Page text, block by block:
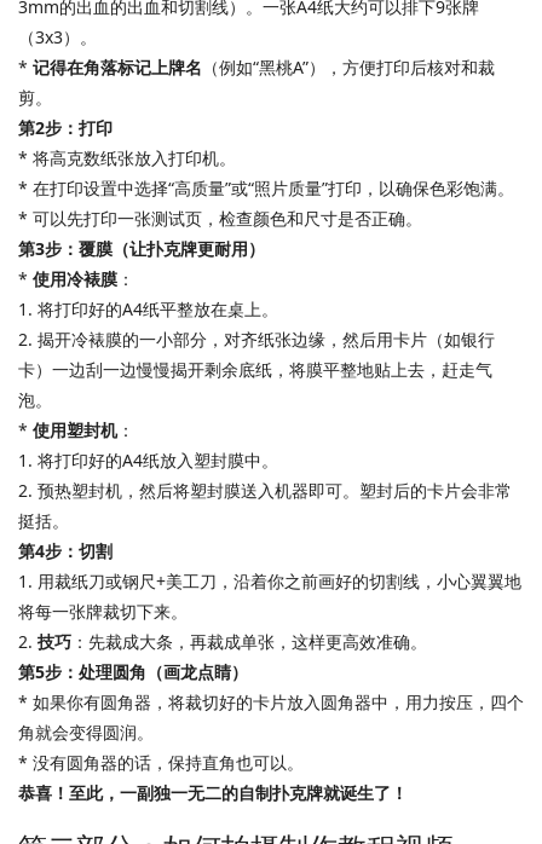
3mm的出血的出血和切割线）。一张A4纸大约可以排下9张牌
（3x3）。
* 记得在角落标记上牌名 （例如“黑桃A”），方便打印后核对和裁
剪。
第2步：打印
* 将高克数纸张放入打印机。
* 在打印设置中选择“高质量”或“照片质量”打印，以确保色彩饱满。
* 可以先打印一张测试页，检查颜色和尺寸是否正确。
第3步：覆膜（让扑克牌更耐用）
* 使用冷裱膜 ：
1. 将打印好的A4纸平整放在桌上。
2. 揭开冷裱膜的一小部分，对齐纸张边缘，然后用卡片（如银行
卡）一边刮一边慢慢揭开剩余底纸，将膜平整地贴上去，赶走气
泡。
* 使用塑封机：
1. 将打印好的A4纸放入塑封膜中。
2. 预热塑封机，然后将塑封膜送入机器即可。塑封后的卡片会非常
挺括。
第4步：切割
1. 用裁纸刀或钢尺+美工刀，沿着你之前画好的切割线，小心翼翼地
将每一张牌裁切下来。
2. 技巧 ：先裁成大条，再裁成单张，这样更高效准确。
第5步：处理圆角（画龙点睛）
* 如果你有圆角器，将裁切好的卡片放入圆角器中，用力按压，四个
角就会变得圆润。
* 没有圆角器的话，保持直角也可以。
恭喜！至此，一副独一无二的自制扑克牌就诞生了！